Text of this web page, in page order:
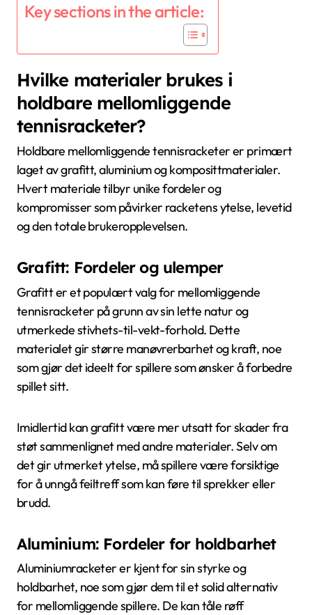
Key sections in the article:
Hvilke materialer brukes i
holdbare mellomliggende
tennisracketer?
Holdbare mellomliggende tennisracketer er primært
laget av grafitt, aluminium og komposittmaterialer.
Hvert materiale tilbyr unike fordeler og
kompromisser som påvirker racketens ytelse, levetid
og den totale brukeropplevelsen.
Grafitt: Fordeler og ulemper
Grafitt er et populært valg for mellomliggende
tennisracketer på grunn av sin lette natur og
utmerkede stivhets-til-vekt-forhold. Dette
materialet gir større manøvrerbarhet og kraft, noe
som gjør det ideelt for spillere som ønsker å forbedre
spillet sitt.
Imidlertid kan grafitt være mer utsatt for skader fra
støt sammenlignet med andre materialer. Selv om
det gir utmerket ytelse, må spillere være forsiktige
for å unngå feiltreff som kan føre til sprekker eller
brudd.
Aluminium: Fordeler for holdbarhet
Aluminiumracketer er kjent for sin styrke og
holdbarhet, noe som gjør dem til et solid alternativ
for mellomliggende spillere. De kan tåle røff